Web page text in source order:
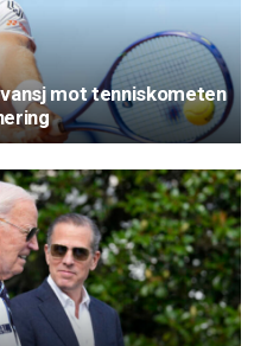
mot tenniskometen